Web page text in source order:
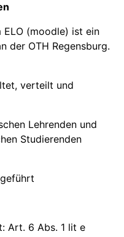
(moodle) ist ein
der OTH Regensburg.
verteilt und
Lehrenden und
Studierenden
Art. 6 Abs. 1 lit e